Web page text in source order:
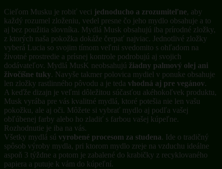
Cieľom Musku je robiť veci jednoducho a zrozumiteľne, aby
každý rozumel zloženiu, vedel presne čo jeho mydlo obsahuje a to
aj bez použitia slovníka. Mydlá Musk obsahujú iba prírodné zložky,
z ktorých naša pokožka dokáže čerpať najviac. Jednotlivé zložky
vyberá Lucia so svojim tímom veľmi svedomito s ohľadom na
životné prostredie a prísnej kontrole podrobujú aj svojich
dodávateľov. Mydlá MusK neobsahujú žiadny palmový olej ani
živočíšne tuky. Navyše takmer polovica mydiel v ponuke obsahuje
len zložky rastlinného pôvodu a je teda vhodná aj pre vegánov.
A keďže dizajn je veľmi dôležitou súčasťou akéhokoľvek produktu,
Musk vyrába pre vás kvalitné mydlá, ktoré potešia nie len vašu
pokožku, ale aj oči. Môžete si vybrať mydlo aj podľa vašej
obľúbenej farby alebo ho zladiť s farbou vašej kúpeľne.
Rozhodnutie je iba na vás.
Všetky mydlá sú vyrobené procesom za studena. Ide o tradičný
spôsob výroby mydla, pri ktorom mydlo zreje na vzduchu ideálne
aspoň 3 týždne a potom je zabalené do krabičky z recyklovaného
papiera a putuje k vám do kúpeľní.